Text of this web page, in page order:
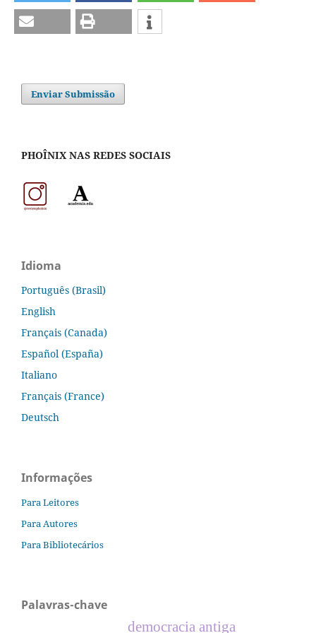
Enviar Submissão
PHOÎNIX NAS REDES SOCIAIS
Idioma
Português (Brasil)
English
Français (Canada)
Español (España)
Italiano
Français (France)
Deutsch
Informações
Para Leitores
Para Autores
Para Bibliotecários
Palavras-chave
democracia antiga